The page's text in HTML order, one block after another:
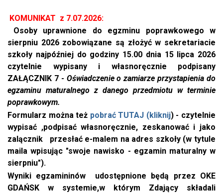
KOMUNIKAT z 7.07.2026:
Osoby uprawnione do egzminu poprawkowego w
sierpniu 2026 zobowiązane są złożyć w sekretariacie
szkoły najpóźniej do godziny 15.00 dnia 15 lipca 2026
czytelnie wypisany i własnoręcznie podpisany
ZAŁĄCZNIK 7 - Oświadczenie o zamiarze przystapienia do
egzaminu maturalnego z danego przedmiotu w terminie
poprawkowym.
Formularz można też pobrać TUTAJ (kliknij) - czytelnie
wypisać ,podpisać własnoręcznie, zeskanować i jako
zalącznik przesłać e-malem na adres szkoły (w tytule
maila wpisując "swoje nawisko - egzamin maturalny w
sierpniu").
Wyniki egzamininów udostępnione będą przez OKE
GDAŃSK w systemie,w którym Zdający składali